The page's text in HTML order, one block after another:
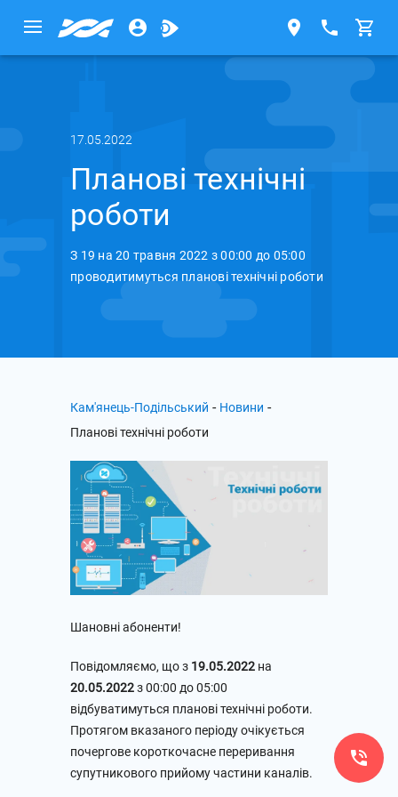
17.05.2022
Планові технічні
роботи
З 19 на 20 травня 2022 з 00:00 до 05:00
проводитимуться планові технічні роботи
Кам'янець-Подільський - Новини -
Планові технічні роботи
Шановні абоненти!
Повідомляємо, що з 19.05.2022 на
20.05.2022з 00:00 до 05:00
відбуватимуться планові технічні роботи.
Протягом вказаного періоду очікується
почергове короткочасне переривання
супутникового прийому частини каналів.